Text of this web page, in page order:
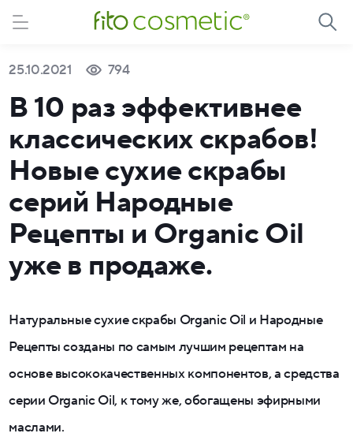
25.10.2021 794
В 10 раз эффективнее
классических скрабов!
Новые сухие скрабы
серий Народные
Рецепты и Organic Oil
уже в продаже.
Натуральные сухие скрабы Organic Oil и Народные
Рецепты созданы по самым лучшим рецептам на
основе высококачественных компонентов, а средства
серии Organic Oil, к тому же, обогащены эфирными
маслами.